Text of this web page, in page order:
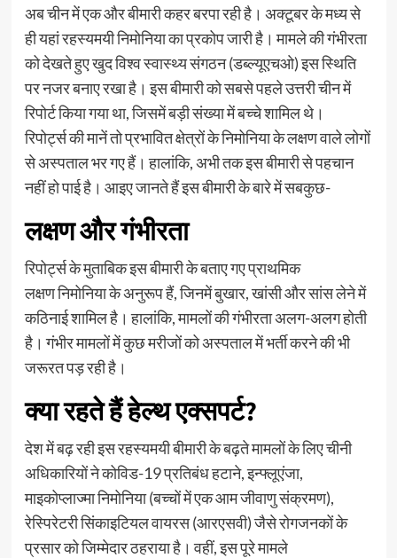
अब चीन में एक और बीमारी कहर बरपा रही है। अक्टूबर के मध्य से
ही यहां रहस्यमयी निमोनिया का प्रकोप जारी है। मामले की गंभीरता
को देखते हुए खुद विश्व स्वास्थ्य संगठन (डब्ल्यूएचओ) इस स्थिति
पर नजर बनाए रखा है। इस बीमारी को सबसे पहले उत्तरी चीन में
रिपोर्ट किया गया था, जिसमें बड़ी संख्या में बच्चे शामिल थे।
रिपोर्ट्स की मानें तो प्रभावित क्षेत्रों के निमोनिया के लक्षण वाले लोगों
से अस्पताल भर गए हैं। हालांकि, अभी तक इस बीमारी से पहचान
नहीं हो पाई है। आइए जानते हैं इस बीमारी के बारे में सबकुछ-
लक्षण और गंभीरता
रिपोर्ट्स के मुताबिक इस बीमारी के बताए गए प्राथमिक
लक्षण निमोनिया के अनुरूप हैं, जिनमें बुखार, खांसी और सांस लेने में
कठिनाई शामिल है। हालांकि, मामलों की गंभीरता अलग-अलग होती
है। गंभीर मामलों में कुछ मरीजों को अस्पताल में भर्ती करने की भी
जरूरत पड़ रही है।
क्या रहते हैं हेल्थ एक्सपर्ट?
देश में बढ़ रही इस रहस्यमयी बीमारी के बढ़ते मामलों के लिए चीनी
अधिकारियों ने कोविड-19 प्रतिबंध हटाने, इन्फ्लूएंजा,
माइकोप्लाज्मा निमोनिया (बच्चों में एक आम जीवाणु संक्रमण),
रेस्पिरेटरी सिंकाइटियल वायरस (आरएसवी) जैसे रोगजनकों के
प्रसार को जिम्मेदार ठहराया है। वहीं, इस पूरे मामले